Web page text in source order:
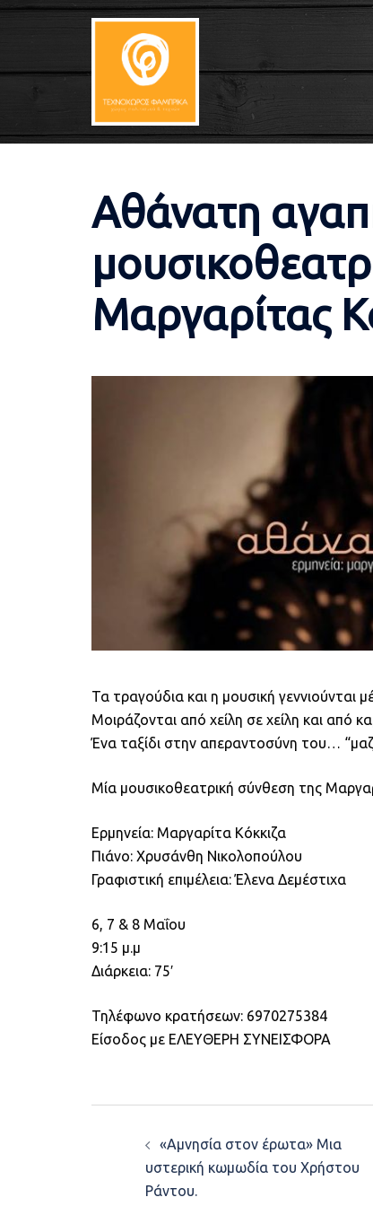
Skip
Αθάνατη
Μαργαρίτας
Τα τραγούδια και η μουσική γεννιούνται
Μοιράζονται από χείλη σε χείλη και από
Ένα ταξίδι στην απεραντοσύνη του…
Μία μουσικοθεατρική σύνθεση της
Ερμηνεία: Μαργαρίτα Κόκκιζα
Πιάνο: Χρυσάνθη Νικολοπούλου
Γραφιστική επιμέλεια: Έλενα Δεμέστιχα
6, 7 & 8 Μαΐου
9:15 μ.μ
Διάρκεια: 75′
Τηλέφωνο κρατήσεων: 6970275384
Είσοδος με ΕΛΕΥΘΕΡΗ ΣΥΝΕΙΣΦΟΡΑ
navigation
«Αμνησία στον έρωτα» Mια
υστερική κωμωδία του Χρήστου
Ράντου.